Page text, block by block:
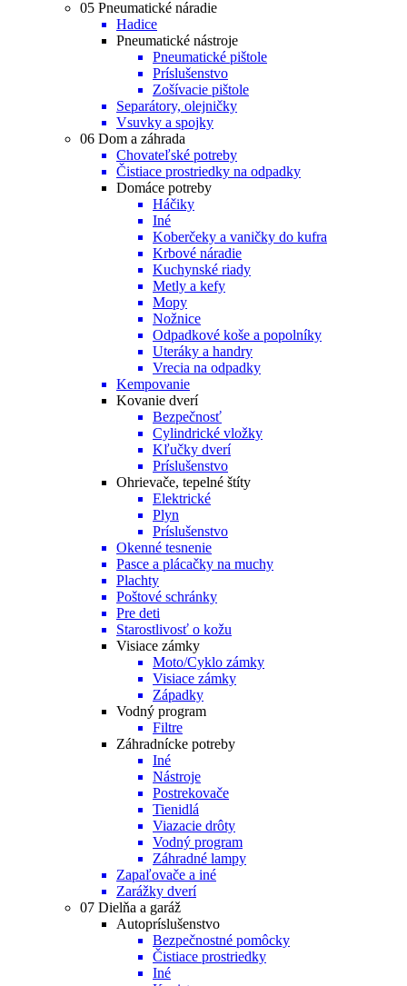
05 Pneumatické náradie
Hadice
Pneumatické nástroje
Pneumatické pištole
Príslušenstvo
Zošívacie pištole
Separátory, olejničky
Vsuvky a spojky
06 Dom a záhrada
Chovateľské potreby
Čistiace prostriedky na odpadky
Domáce potreby
Háčiky
Iné
Koberčeky a vaničky do kufra
Krbové náradie
Kuchynské riady
Metly a kefy
Mopy
Nožnice
Odpadkové koše a popolníky
Uteráky a handry
Vrecia na odpadky
Kempovanie
Kovanie dverí
Bezpečnosť
Cylindrické vložky
Kľučky dverí
Príslušenstvo
Ohrievače, tepelné štíty
Elektrické
Plyn
Príslušenstvo
Okenné tesnenie
Pasce a plácačky na muchy
Plachty
Poštové schránky
Pre deti
Starostlivosť o kožu
Visiace zámky
Moto/Cyklo zámky
Visiace zámky
Západky
Vodný program
Filtre
Záhradnícke potreby
Iné
Nástroje
Postrekovače
Tienidlá
Viazacie drôty
Vodný program
Záhradné lampy
Zapaľovače a iné
Zarážky dverí
07 Dielňa a garáž
Autopríslušenstvo
Bezpečnostné pomôcky
Čistiace prostriedky
Iné